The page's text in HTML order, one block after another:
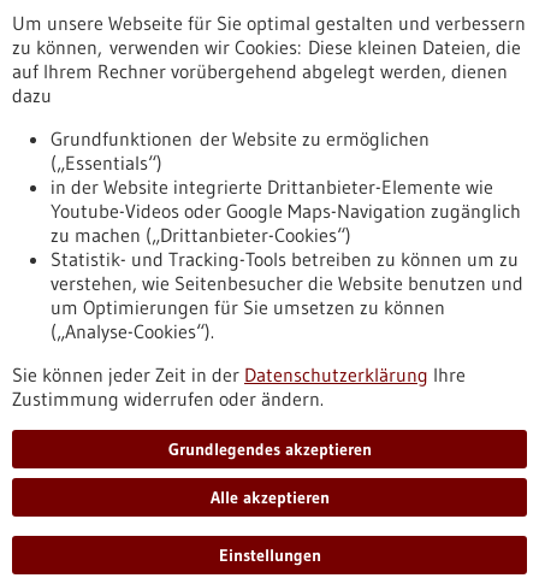
Erscheinungsdatum
Nach oben
Informiert bleiben
Newsletter abonnieren
Um unsere Webseite für Sie optimal gestalten und verbessern
zu können, verwenden wir Cookies: Diese kleinen Dateien, die
auf Ihrem Rechner vorübergehend abgelegt werden, dienen
dazu
Grundfunktionen der Website zu ermöglichen
(„Essentials“)
in der Website integrierte Drittanbieter-Elemente wie
Youtube-Videos oder Google Maps-Navigation zugänglich
zu machen („Drittanbieter-Cookies“)
Statistik- und Tracking-Tools betreiben zu können um zu
verstehen, wie Seitenbesucher die Website benutzen und
um Optimierungen für Sie umsetzen zu können
(„Analyse-Cookies“).
Sie können jeder Zeit in der Datenschutzerklärung Ihre
Zustimmung widerrufen oder ändern.
Grundlegendes akzeptieren
Alle akzeptieren
Einstellungen